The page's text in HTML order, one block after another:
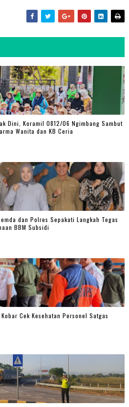
Dini, Koramil 0812/06 Ngimbang Sambut
Wanita dan KB Ceria
dan Polres Sepakati Langkah Tegas
BBM Subsidi
Cek Kesehatan Personel Satgas